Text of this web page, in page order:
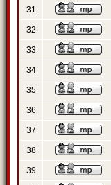
31
32
33
34
35
36
37
38
39